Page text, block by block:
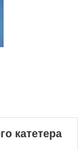
катетера